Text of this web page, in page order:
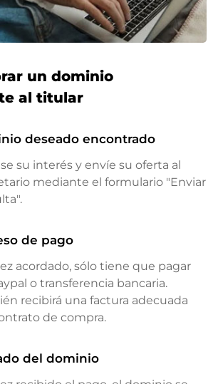
un dominio
al titular
deseado encontrado
su interés y envíe su oferta al
mediante el formulario "Enviar
de pago
acordado, sólo tiene que pagar
o transferencia bancaria.
recibirá una factura adecuada
de compra.
del dominio